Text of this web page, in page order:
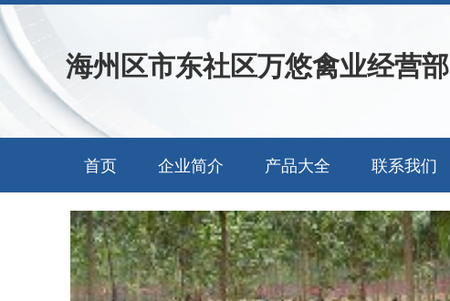
海州区市东社区万悠禽业经营部
首页 企业简介 产品大全 联系我们